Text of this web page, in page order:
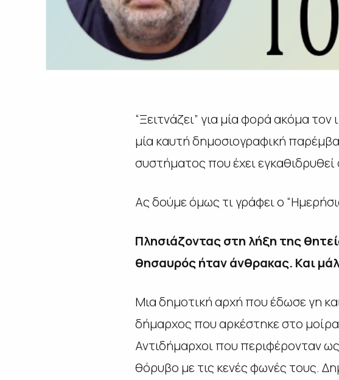
“Ξειτνάζει” για μία φορά ακόμα
μία καυτή δημοσιογραφική
συστήματος που έχει
Ας δούμε όμως τι γράφει ο
Πλησιάζοντας στη λήξη της
θησαυρός ήταν άνθρακας. Και
Μια δημοτική αρχή που έδωσε γη
δήμαρχος που αρκέστηκε στο
Αντιδήμαρχοι που περιφέρονταν ως
θόρυβο με τις κενές φωνές τους.